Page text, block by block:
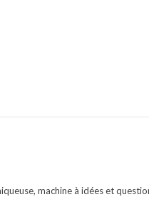
machine à idées et